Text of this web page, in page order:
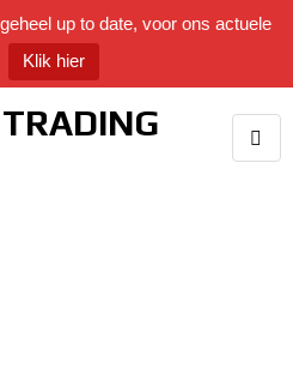
up to date, voor ons actuele
Klik hier